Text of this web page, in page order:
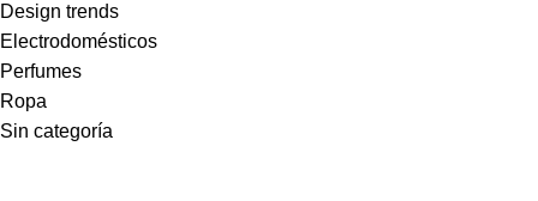
Design trends
Electrodomésticos
Perfumes
Ropa
Sin categoría